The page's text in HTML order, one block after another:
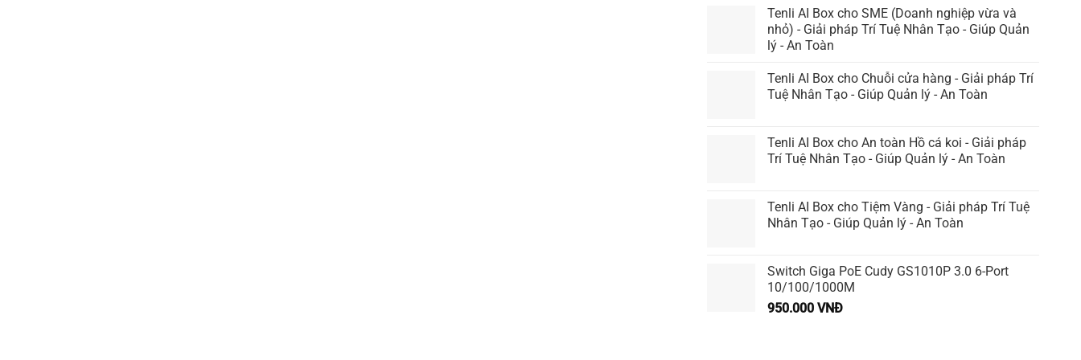
Tenli AI Box cho SME (Doanh nghiệp vừa và
nhỏ) - Giải pháp Trí Tuệ Nhân Tạo - Giúp Quản
lý - An Toàn
Tenli AI Box cho Chuỗi cửa hàng - Giải pháp Trí
Tuệ Nhân Tạo - Giúp Quản lý - An Toàn
Tenli AI Box cho An toàn Hồ cá koi - Giải pháp
Trí Tuệ Nhân Tạo - Giúp Quản lý - An Toàn
Tenli AI Box cho Tiệm Vàng - Giải pháp Trí Tuệ
Nhân Tạo - Giúp Quản lý - An Toàn
Switch Giga PoE Cudy GS1010P 3.0 6-Port
10/100/1000M
950.000 VNĐ